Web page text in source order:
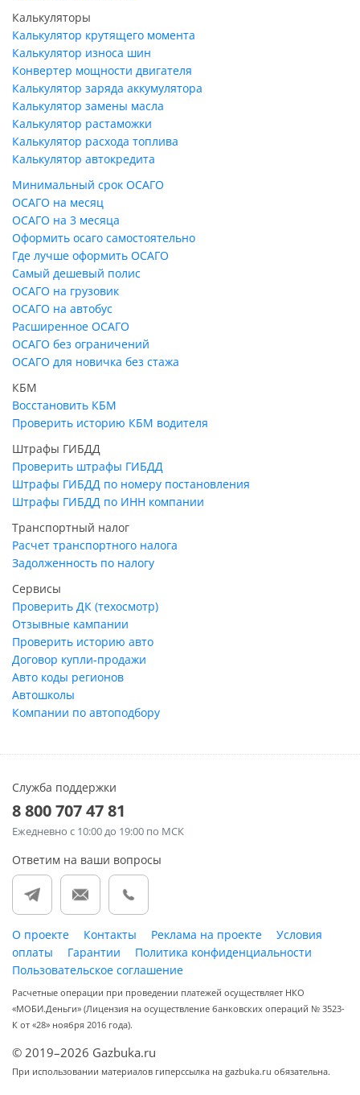
Калькуляторы
Калькулятор крутящего момента
Калькулятор износа шин
Конвертер мощности двигателя
Калькулятор заряда аккумулятора
Калькулятор замены масла
Калькулятор растаможки
Калькулятор расхода топлива
Калькулятор автокредита
Минимальный срок ОСАГО
ОСАГО на месяц
ОСАГО на 3 месяца
Оформить осаго самостоятельно
Где лучше оформить ОСАГО
Самый дешевый полис
ОСАГО на грузовик
ОСАГО на автобус
Расширенное ОСАГО
ОСАГО без ограничений
ОСАГО для новичка без стажа
КБМ
Восстановить КБМ
Проверить историю КБМ водителя
Штрафы ГИБДД
Проверить штрафы ГИБДД
Штрафы ГИБДД по номеру постановления
Штрафы ГИБДД по ИНН компании
Транспортный налог
Расчет транспортного налога
Задолженность по налогу
Сервисы
Проверить ДК (техосмотр)
Отзывные кампании
Проверить историю авто
Договор купли-продажи
Авто коды регионов
Автошколы
Компании по автоподбору
Служба поддержки
8 800 707 47 81
Ежедневно с 10:00 до 19:00 по МСК
Ответим на ваши вопросы
О проекте Контакты Реклама на проекте
Условия
оплаты
Гарантии
Политика конфиденциальности
Пользовательское соглашение
Расчетные операции при проведении платежей осуществляет НКО
«МОБИ.Деньги» (Лицензия на осуществление банковских операций № 3523-
К от «28» ноября 2016 года).
© 2019–2026 Gazbuka.ru
При использовании материалов гиперссылка на gazbuka.ru обязательна.